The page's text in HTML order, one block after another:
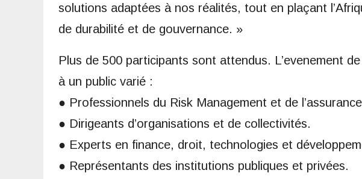
solutions adaptées à nos réalités, tout en plaçant
de durabilité et de gouvernance. »
Plus de 500 participants sont attendus. L’evenement
à un public varié :
● Professionnels du Risk Management et de
● Dirigeants d’organisations et de collectivités.
● Experts en finance, droit, technologies et
● Représentants des institutions publiques et privées.